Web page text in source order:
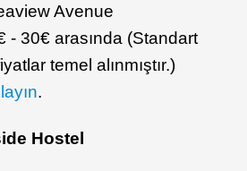
Avenue
- 30€ arasında (Standart
temel alınmıştır.)
.
Hostel